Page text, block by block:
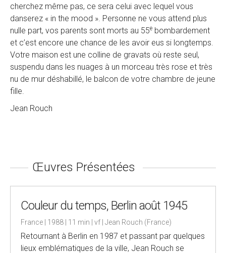
cherchez même pas, ce sera celui avec lequel vous
danserez « in the mood ». Personne ne vous attend plus
nulle part, vos parents sont morts au 55e bombardement
et c’est encore une chance de les avoir eus si longtemps.
Votre maison est une colline de gravats où reste seul,
suspendu dans les nuages à un morceau très rose et très
nu de mur déshabillé, le balcon de votre chambre de jeune
fille.
Jean Rouch
Œuvres Présentées
Couleur du temps, Berlin août 1945
France | 1988 | 11 min | vf | Jean Rouch (France)
Retournant à Berlin en 1987 et passant par quelques
lieux emblématiques de la ville, Jean Rouch se